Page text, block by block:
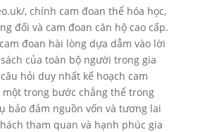
, chính cam đoan thể hóa học,
đối và cam đoan căn hộ cao cấp.
đoan hài lòng dựa dẫm vào lời
của toàn bộ người trong gia
hỏi duy nhất kế hoạch cam
trong bước chẳng thể trong
bảo đảm nguồn vốn và tương lai
tham quan và hạnh phúc gia